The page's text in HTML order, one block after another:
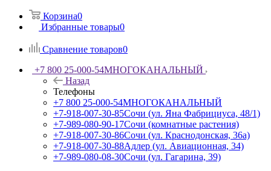
Корзина0
Избранные товары0
Сравнение товаров0
+7 800 25-000-54МНОГОКАНАЛЬНЫЙ
Назад
Телефоны
+7 800 25-000-54МНОГОКАНАЛЬНЫЙ
+7-918-007-30-85Сочи (ул. Яна Фабрициуса, 48/1)
+7-989-080-90-17Сочи (комнатные растения)
+7-918-007-30-86Сочи (ул. Краснодонская, 36а)
+7-918-007-30-88Адлер (ул. Авиационная, 34)
+7-989-080-08-30Сочи (ул. Гагарина, 39)